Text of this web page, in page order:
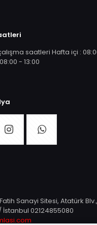
saatleri Hafta içi :
- 13:00
Sanayi Sitesi, Atatürk
İstanbul 02124855080